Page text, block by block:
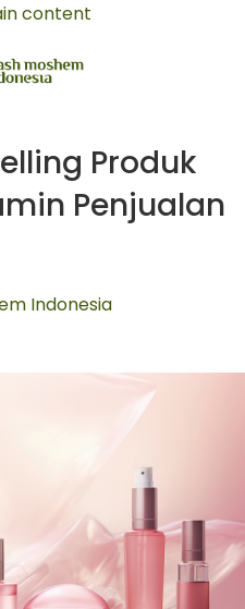
content
Produk
Penjualan
Indonesia